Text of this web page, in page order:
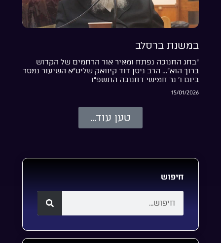
במשנת ברסלב
“בחג החנוכה נפתח ומאיר אור הרחמים של הקדוש
ברוך הוא”… הרב ניסן דוד קיוואק שליט”א השיעור נמסר
ביום ו’ נר חמישי דחנוכה התשפ”ו
15/01/2026
טען עוד...
חיפוש